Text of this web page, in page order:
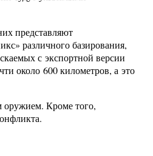
представляют
различного базирования,
с экспортной версии
около 600 километров, а это
оружием. Кроме того,